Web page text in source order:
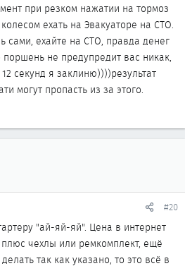
при резком нажатии на тормоз
ехать на Эвакуаторе на СТО.
сами, ехайте на СТО, правда денег
не предупредит вас никак,
секунд я заклиню))))результат
могут пропасть из за этого.
#20
"ай-яй-яй". Цена в интернет
чехлы или ремкомплект, ещё
так как указано, то это всё в